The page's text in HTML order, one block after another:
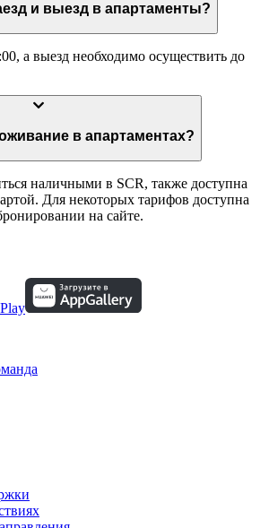
В какое время заезд и выезд в апартаменты?
а выезд необходимо осуществить до
Как оплатить проживание в апартаментах?
наличными в SCR, также доступна
Для некоторых тарифов доступна
на сайте.